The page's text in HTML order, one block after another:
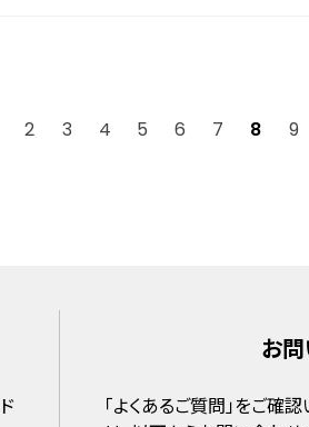
最初 前
2 3 4 5 6 7 8 9
お
「よくあるご質問」をご確